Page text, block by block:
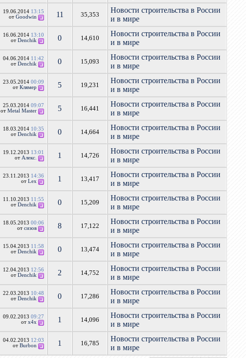
19.06.2014 13:15
отGoodwin 11 35,353
Новости строительства в России
и в мире
16.06.2014 13:10
отDenchik 0 14,610
Новости строительства в России
и в мире
04.06.2014 11:42
отDenchik 0 15,093
Новости строительства в России
и в мире
23.05.201400:09
отКлямер 5 19,231
Новости строительства в России
и в мире
25.03.201409:07
отMetal Master 5 16,441
Новости строительства в России
и в мире
18.03.2014 10:35
отDenchik 0 14,664
Новости строительства в России
и в мире
19.12.2013 13:01
от Алекс. 1 14,726
Новости строительства в России
и в мире
23.11.2013 14:36
отLex 1 13,417
Новости строительства в России
и в мире
11.10.2013 11:55
отDenchik 0 15,209
Новости строительства в России
и в мире
18.05.201300:06
отсизов 8 17,122
Новости строительства в России
и в мире
15.04.2013 11:58
отDenchik 0 13,474
Новости строительства в России
и в мире
12.04.2013 12:56
отDenchik 2 14,752
Новости строительства в России
и в мире
22.03.2013 10:48
отDenchik 0 17,286
Новости строительства в России
и в мире
09.02.201309:27
отx4x 1 14,096
Новости строительства в России
и в мире
04.02.2013 12:03
отBurbon 1 16,785
Новости строительства в России
и в мире